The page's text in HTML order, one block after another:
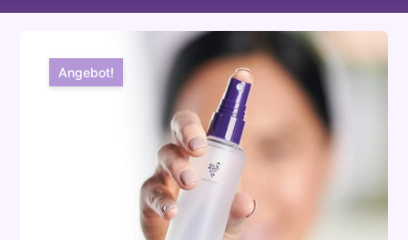
Zum Inhalt springen
Angebot!